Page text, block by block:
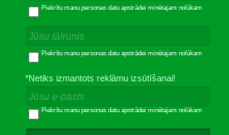
Piekrītu manu personas datu apstrādei minētajam nolūkam
Piekrītu manu personas datu apstrādei minētajam nolūkam
*Netiks izmantots reklāmu izsūtīšanai!
Piekrītu manu personas datu apstrādei minētajam nolūkam